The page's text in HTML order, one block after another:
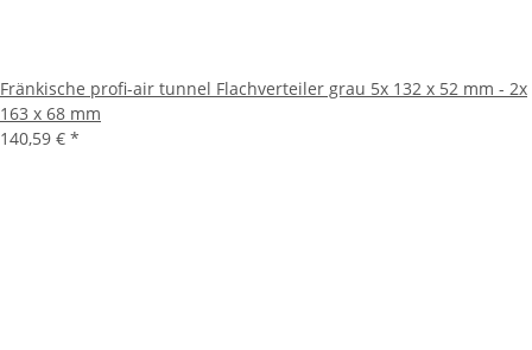
Fränkische profi-air tunnel Flachverteiler grau 5x 132 x 52 mm - 2x
163 x 68 mm
140,59 € *